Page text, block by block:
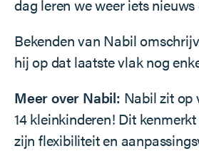
dag leren we weer iets
Bekenden van Nabil
hij op dat laatste vlak nog
Meer over Nabil: Nabil zit op
14 kleinkinderen! Dit
zijn flexibiliteit en